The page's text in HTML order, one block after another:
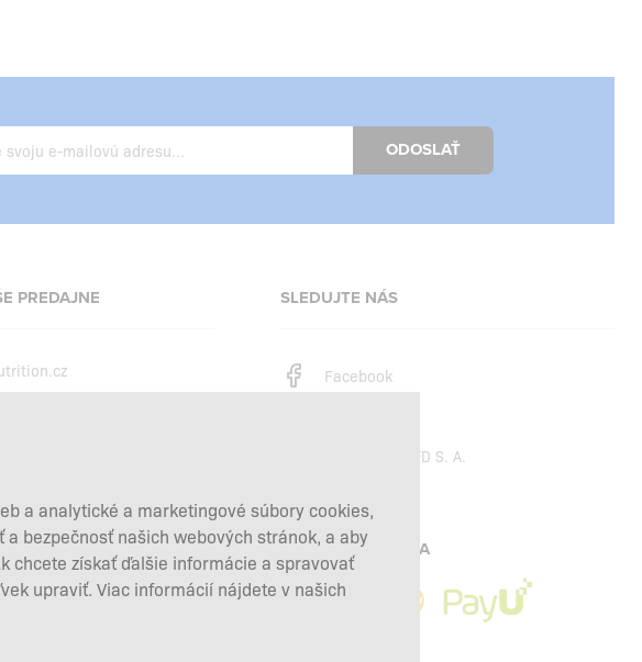
ODOSLAŤ
PREDAJNE SLEDUJTE NÁS
Facebook
SFD S. A.
PLATBY SPRACÚVA
a analytické a marketingové súbory cookies,
bezpečnosť našich webových stránok, a aby
chcete získať ďalšie informácie a spravovať
upraviť. Viac informácií nájdete v našich